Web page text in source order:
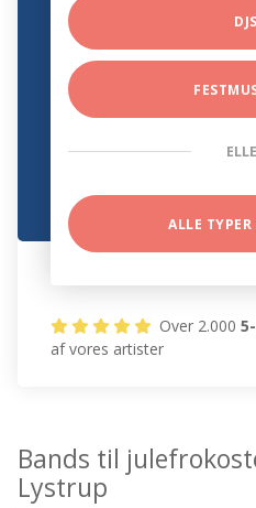
DJS
ALLE TYPER
Over 2.000
af vores artister
Bands til
Lystrup